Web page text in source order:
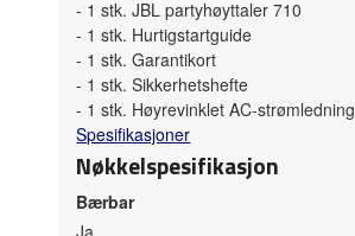
- 1 stk. JBL partyhøyttaler 710
- 1 stk. Hurtigstartguide
- 1 stk. Garantikort
- 1 stk. Sikkerhetshefte
- 1 stk. Høyrevinklet AC-strømledning
Spesifikasjoner
Nøkkelspesifikasjon
Bærbar